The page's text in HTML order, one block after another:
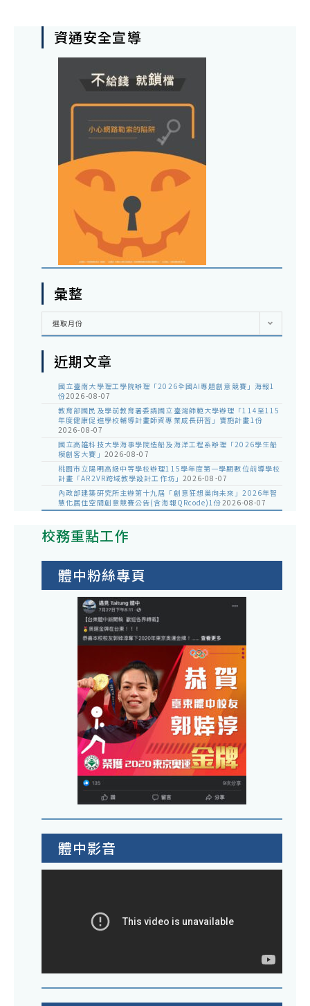
資通安全宣導
彙整
彙
選取月份
近期文章
國立臺南大學理工學院辦理「2026全國AI專題創意競賽」海報1
份2026-08-07
教育部國民及學前教育署委請國立臺灣師範大學辦理「114至115
年度健康促進學校輔導計畫師資專業成長研習」實施計畫1份
2026-08-07
國立高雄科技大學海事學院造船及海洋工程系辦理「2026學生船
模創客大賽」 2026-08-07
桃園市立陽明高級中等學校辦理115學年度第一學期數位前導學校
計畫「AR2VR跨域教學設計工作坊」 2026-08-07
內政部建築研究所主辦第十九屆「創意狂想巢向未來」2026年智
慧化居住空間創意競賽公告(含海報QRcode)1份2026-08-07
校務重點工作
體中粉絲專頁
體中影音